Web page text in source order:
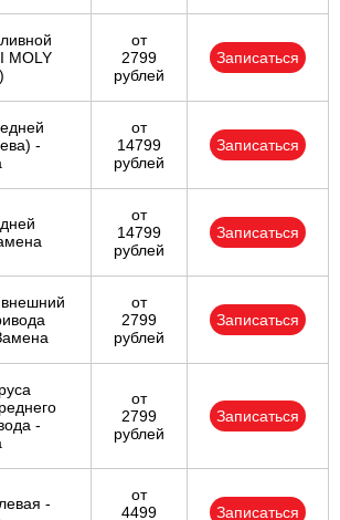
MOLY
от
2799
рублей
Записаться
-
от
14799
рублей
Записаться
от
14799
рублей
Записаться
от
2799
рублей
Записаться
-
от
2799
рублей
Записаться
-
от
4499
Записаться